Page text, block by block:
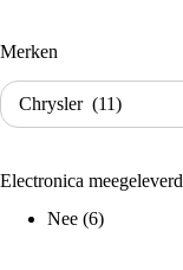
Merken
Chrysler (11)
Electronica meegeleverd
Nee (6)